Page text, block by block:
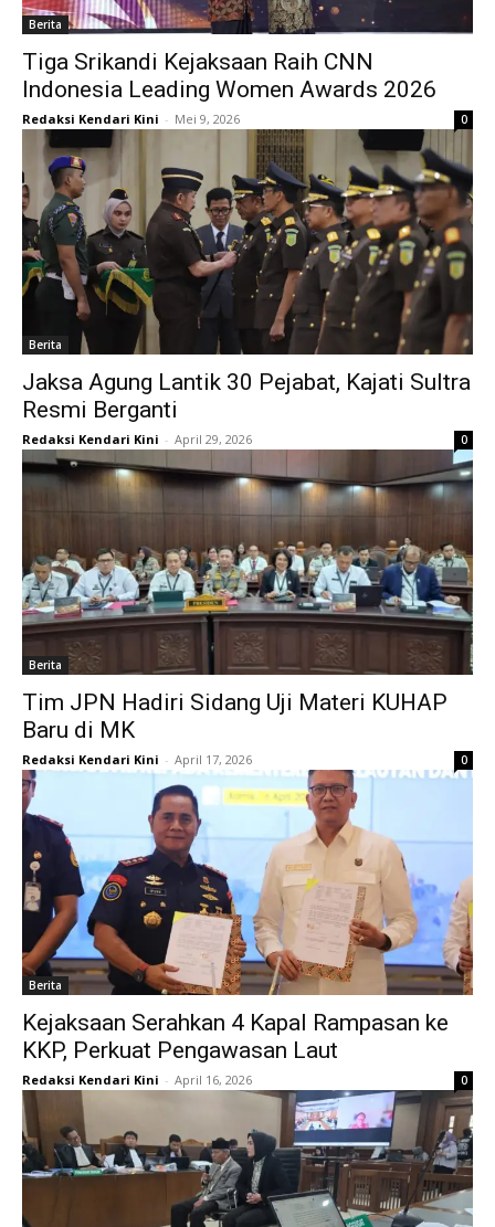
Berita
Tiga Srikandi Kejaksaan Raih CNN
Indonesia Leading Women Awards 2026
Redaksi Kendari Kini - Mei 9, 2026 0
Berita
Jaksa Agung Lantik 30 Pejabat, Kajati Sultra
Resmi Berganti
Redaksi Kendari Kini - April 29, 2026 0
Berita
Tim JPN Hadiri Sidang Uji Materi KUHAP
Baru di MK
Redaksi Kendari Kini - April 17, 2026 0
Berita
Kejaksaan Serahkan 4 Kapal Rampasan ke
KKP, Perkuat Pengawasan Laut
Redaksi Kendari Kini - April 16, 2026 0